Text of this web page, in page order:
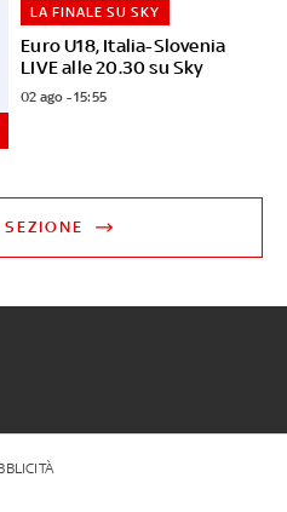
Euro U18, Italia-Slovenia
LIVE alle 20.30 su Sky
LA FINALE SU SKY
02 ago - 15:55